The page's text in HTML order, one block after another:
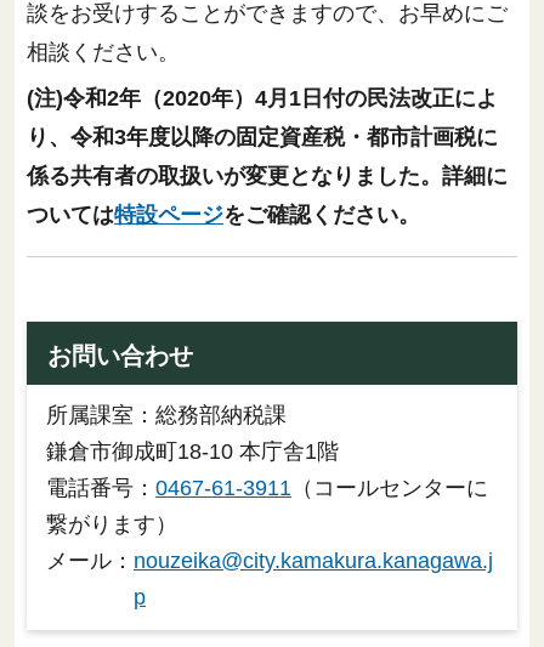
談をお受けすることができますので、お早めにご
相談ください。
(注)令和2年（2020年）4月1日付の民法改正によ
り、令和3年度以降の固定資産税・都市計画税に
係る共有者の取扱いが変更となりました。詳細に
ついては特設ページをご確認ください。
お問い合わせ
所属課室：総務部納税課
鎌倉市御成町18-10 本庁舎1階
電話番号： 0467-61-3911 （コールセンターに
繋がります）
メール： nouzeika@city.kamakura.kanagawa.j
p